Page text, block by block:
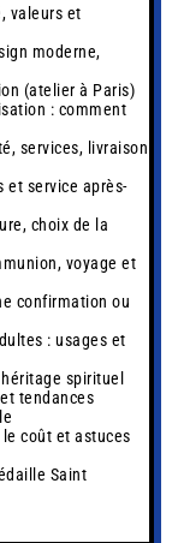
valeurs et
moderne,
(atelier à Paris)
: comment
services, livraison
et service après-
choix de la
voyage et
confirmation ou
: usages et
spirituel
tendances
coût et astuces
Saint